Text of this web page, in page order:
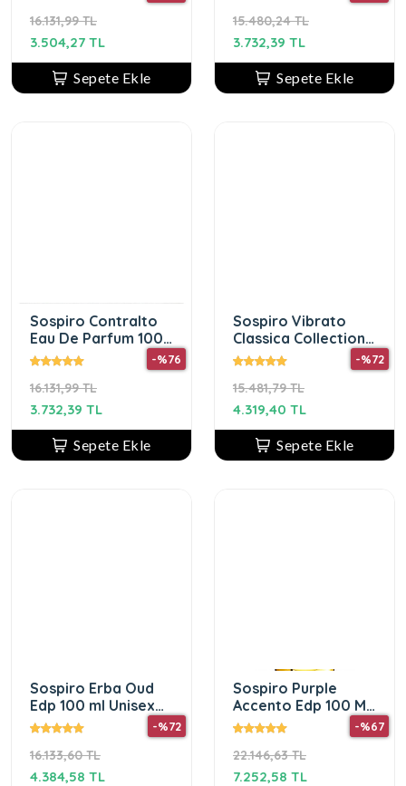
16.131,99 TL
3.504,27 TL
Sepete Ekle
15.480,24 TL
3.732,39 TL
Sepete Ekle
Sospiro Contralto
Eau De Parfum 100
ml Unisex Parfüm
16.131,99 TL
-%76
3.732,39 TL
Sepete Ekle
Sospiro Vibrato
Classica Collection
Eau de 100 ml
15.481,79 TL
-%72
4.319,40 TL
Sepete Ekle
Sospiro Erba Oud
Edp 100 ml Unisex
Parfüm
16.133,60 TL
-%72
4.384,58 TL
Sospiro Purple
Accento Edp 100 Ml
Unısex Parfüm
22.146,63 TL
-%67
7.252,58 TL